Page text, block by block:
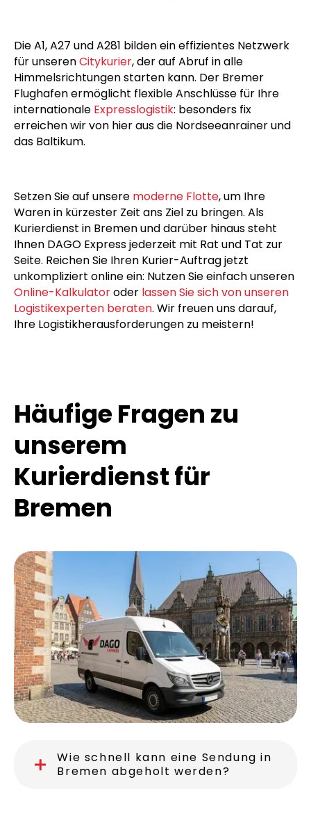
Die A1, A27 und A281 bilden ein effizientes Netzwerk
für unserenCitykurier, der auf Abruf in alle
Himmelsrichtungen starten kann. Der Bremer
Flughafen ermöglicht flexible Anschlüsse für Ihre
internationale Expresslogistik: besonders fix
erreichen wir von hier aus die Nordseeanrainer und
das Baltikum.
Setzen Sie auf unsere moderne Flotte, um Ihre
Waren in kürzester Zeit ans Ziel zu bringen. Als
Kurierdienst in Bremen und darüber hinaus steht
Ihnen DAGO Express jederzeit mit Rat und Tat zur
Seite. Reichen Sie Ihren Kurier-Auftrag jetzt
unkompliziert online ein: Nutzen Sie einfach unseren
Online-Kalkulatoroder lassen Sie sich von unseren
Logistikexperten beraten. Wir freuen uns darauf,
Ihre Logistikherausforderungen zu meistern!
Häufige Fragen zu
unserem
Kurierdienst für
Bremen
Wie schnell kann eine Sendung in
Bremen abgeholt werden?